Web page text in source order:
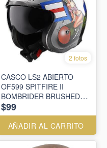
2 fotos
CASCO LS2 ABIERTO
OF599 SPITFIRE II
BOMBRIDER BRUSHED
ALLOY
$99
AÑADIR AL CARRITO